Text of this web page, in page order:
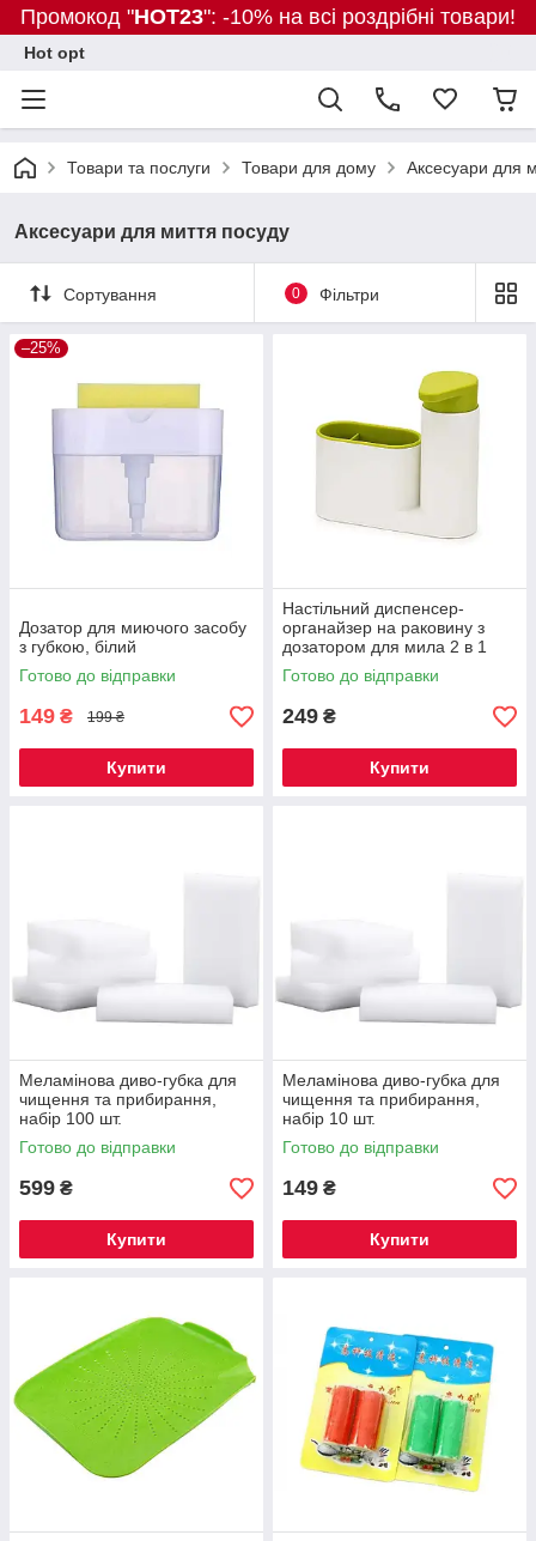
Промокод "HOT23": -10% на всі роздрібні товари!
Hot opt
Товари та послуги Товари для дому Аксесуари для
Аксесуари для миття посуду
Сортування 0 Фільтри
–25%
Дозатор для миючого засобу
з губкою, білий
Готово до відправки
149 ₴ 199 ₴
Купити
Настільний диспенсер-
органайзер на раковину з
дозатором для мила 2 в 1
Готово до відправки
249 ₴
Купити
Меламінова диво-губка для
чищення та прибирання,
набір 100 шт.
Готово до відправки
599 ₴
Купити
Меламінова диво-губка для
чищення та прибирання,
набір 10 шт.
Готово до відправки
149 ₴
Купити